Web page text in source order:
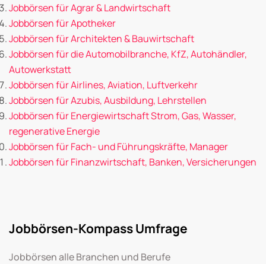
Jobbörsen für Agrar & Landwirtschaft
Jobbörsen für Apotheker
Jobbörsen für Architekten & Bauwirtschaft
Jobbörsen für die Automobilbranche, KfZ, Autohändler,
Autowerkstatt
Jobbörsen für Airlines, Aviation, Luftverkehr
Jobbörsen für Azubis, Ausbildung, Lehrstellen
Jobbörsen für Energiewirtschaft Strom, Gas, Wasser,
regenerative Energie
Jobbörsen für Fach- und Führungskräfte, Manager
Jobbörsen für Finanzwirtschaft, Banken, Versicherungen
Jobbörsen-Kompass Umfrage
Jobbörsen alle Branchen und Berufe